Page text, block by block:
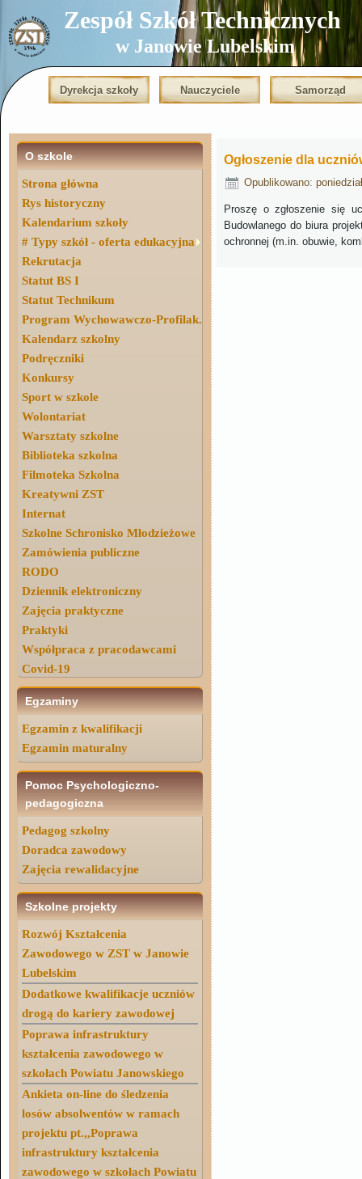
Zespół Szkół Technicznych
w Janowie Lubelskim
Dyrekcja szkoły Nauczyciele Samorząd
O szkole
Strona główna
Rys historyczny
Kalendarium szkoły
# Typy szkół - oferta edukacyjna
Rekrutacja
Statut BS I
Statut Technikum
Program Wychowawczo-Profilak.
Kalendarz szkolny
Podręczniki
Konkursy
Sport w szkole
Wolontariat
Warsztaty szkolne
Biblioteka szkolna
Filmoteka Szkolna
Kreatywni ZST
Internat
Szkolne Schronisko Młodzieżowe
Zamówienia publiczne
RODO
Dziennik elektroniczny
Zajęcia praktyczne
Praktyki
Współpraca z pracodawcami
Covid-19
Egzaminy
Egzamin z kwalifikacji
Egzamin maturalny
Pomoc Psychologiczno-
pedagogiczna
Pedagog szkolny
Doradca zawodowy
Zajęcia rewalidacyjne
Szkolne projekty
Rozwój Kształcenia
Zawodowego w ZST w Janowie
Lubelskim
Dodatkowe kwalifikacje uczniów
drogą do kariery zawodowej
Poprawa infrastruktury
kształcenia zawodowego w
szkołach Powiatu Janowskiego
Ankieta on-line do śledzenia
losów absolwentów w ramach
projektu pt.,,Poprawa
infrastruktury kształcenia
zawodowego w szkołach Powiatu
Ogłoszenie dla
Opublikowano:
Proszę o zgłoszenie się
Budowlanego do biura
ochronnej (m.in. obuwie,